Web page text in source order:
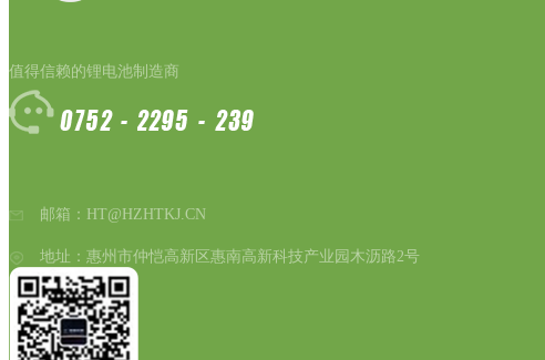
值得信赖的锂电池制造商
邮箱：HT@HZHTKJ.CN
地址：惠州市仲恺高新区惠南高新科技产业园木沥路2号